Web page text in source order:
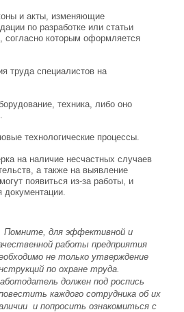
и акты, изменяющие
по разработке или статьи
согласно которым оформляется
труда специалистов на
техника, либо оно
технологические процессы.
на наличие несчастных случаев
а также на выявление
появиться из-за работы, и
документации.
Помните, для эффективной и
работы предприятия
не только утверждение
по охране труда.
должен под роспись
каждого сотрудника об их
и попросить ознакомиться с